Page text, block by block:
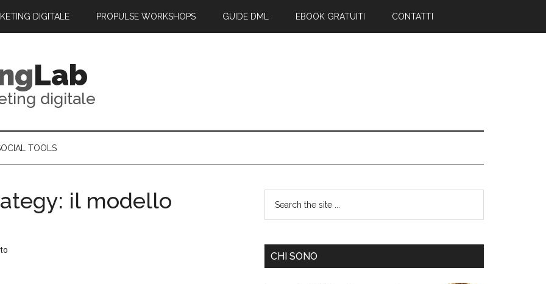
DIGITALE PROPULSE WORKSHOPS GUIDE DML EBOOK GRATUITI CONTATTI
Lab
digitale
TOOLS
il modello
CHI SONO